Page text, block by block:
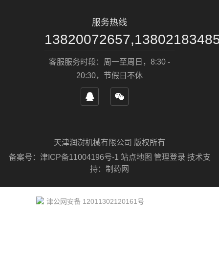
服务热线
客服服务时段：周一至周日，8:30 -
20:30，节假日不休
天津润澍机械有限公司 版权所有
备案号： 津ICP备11004196号-1 站点地图 管理登录 技术支
持： 制药网
津公网安备 12011302120161号